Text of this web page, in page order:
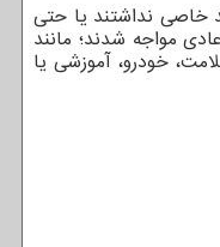
خاصی نداشتند یا حتی
مواجه شدند؛ مانند
خودرو، آموزشی یا